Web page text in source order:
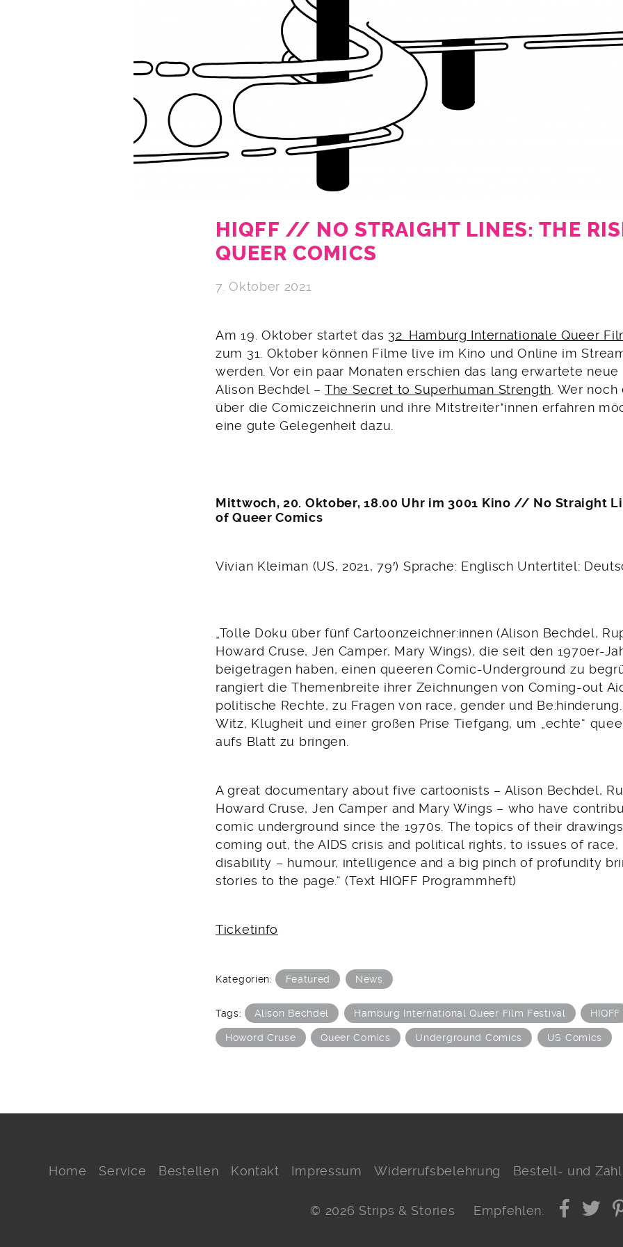
HIQFF // NO STRAIGHT LINES: THE
QUEER COMICS
7. Oktober 2021
Am 19. Oktober startet das 32. Hamburg Internationale Queer
zum 31. Oktober können Filme live im Kino und Online im
werden. Vor ein paar Monaten erschien das lang erwartete neue
Alison Bechdel – The Secret to Superhuman Strength. Wer
über die Comiczeichnerin und ihre Mitstreiter*innen erfahren
eine gute Gelegenheit dazu.
Mittwoch, 20. Oktober, 18.00 Uhr im 3001 Kino // No Straight
of Queer Comics
Vivian Kleiman (US, 2021, 79′) Sprache: Englisch Untertitel:
„Tolle Doku über fünf Cartoonzeichner:innen (Alison Bechdel,
Howard Cruse, Jen Camper, Mary Wings), die seit den 1970er-
beigetragen haben, einen queeren Comic-Underground zu
rangiert die Themenbreite ihrer Zeichnungen von Coming-out
politische Rechte, zu Fragen von race, gender und
Witz, Klugheit und einer großen Prise Tiefgang, um „echte“
aufs Blatt zu bringen.
A great documentary about five cartoonists – Alison Bechdel,
Howard Cruse, Jen Camper and Mary Wings – who have
comic underground since the 1970s. The topics of their
coming out, the AIDS crisis and political rights, to issues of race,
disability – humour, intelligence and a big pinch of profundity
stories to the page.“ (Text HIQFF Programmheft)
Ticketinfo
Kategorien: Featured News
Tags: Alison Bechdel Hamburg International Queer Film Festival HIQFF
Howord Cruse Queer Comics Underground Comics US Comics
Home Service Bestellen Kontakt Impressum Widerrufsbelehrung Bestell- und
© 2026 Strips & Stories Empfehlen: